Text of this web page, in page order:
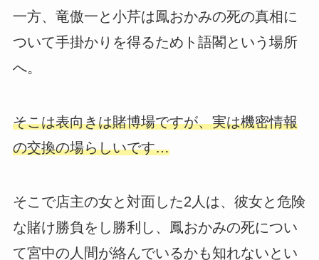
一方、竜傲一と小芹は鳳おかみの死の真相に
ついて手掛かりを得るためト語閣という場所
へ。
そこは表向きは賭博場ですが、実は機密情報
の交換の場らしいです…
そこで店主の女と対面した2人は、彼女と危険
な賭け勝負をし勝利し、鳳おかみの死につい
て宮中の人間が絡んでいるかも知れないとい